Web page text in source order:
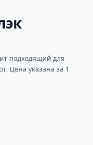
подходящий для
Цена указана за 1